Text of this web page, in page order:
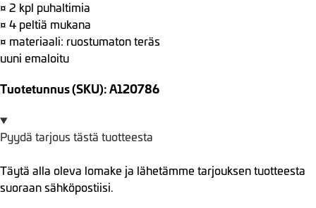
¤ 2 kpl puhaltimia
¤ 4 peltiä mukana
¤ materiaali: ruostumaton teräs
uuni emaloitu
Tuotetunnus (SKU): A120786
Pyydä tarjous tästä tuotteesta
Täytä alla oleva lomake ja lähetämme tarjouksen tuotteesta
suoraan sähköpostiisi.